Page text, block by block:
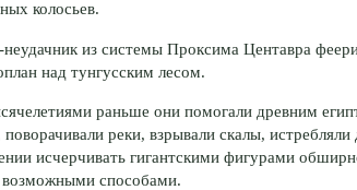
колосьев.
из системы Проксима Центавра
над тунгусским лесом.
раньше они помогали древним
реки, взрывали скалы, истребляли
исчерчивать гигантскими фигурами
способами.